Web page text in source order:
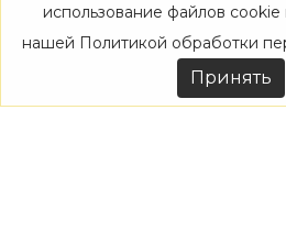
Дизайнерам
Акции
использование файлов cookie
нашей Политикой обработки
Принять